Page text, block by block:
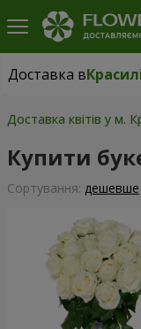
Доставка в
Доставка в
Доставка квітів у м.
Купити
Сортування: дешевше